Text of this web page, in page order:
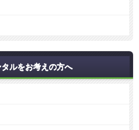
タルをお考えの方へ